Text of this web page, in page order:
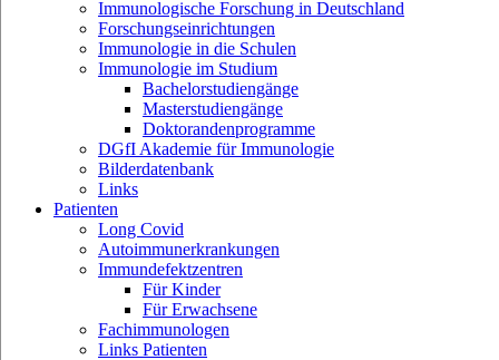
Immunologische Forschung in Deutschland
Forschungseinrichtungen
Immunologie in die Schulen
Immunologie im Studium
Bachelorstudiengänge
Masterstudiengänge
Doktorandenprogramme
DGfI Akademie für Immunologie
Bilderdatenbank
Links
Patienten
Long Covid
Autoimmunerkrankungen
Immundefektzentren
Für Kinder
Für Erwachsene
Fachimmunologen
Links Patienten